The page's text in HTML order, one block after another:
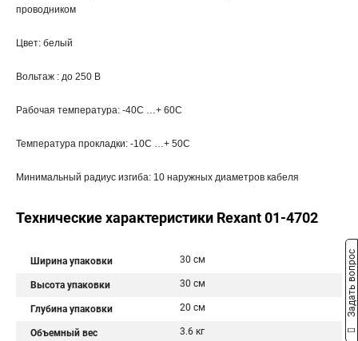
проводником
Цвет: белый
Вольтаж : до 250 В
Рабочая температура: -40С …+ 60С
Температура прокладки: -10С …+ 50С
Минимальный радиус изгиба: 10 наружных диаметров кабеля
Технические характеристики Rexant 01-4702
Ширина упаковки 30 см
Высота упаковки 30 см
Глубина упаковки 20 см
Объемный вес 3.6 кг
Задать вопрос